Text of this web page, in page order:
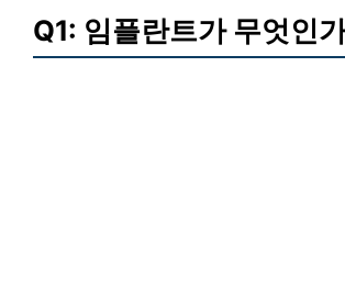
Q1: 임플란트가 무엇인